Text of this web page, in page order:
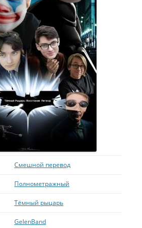
Смешной перевод
Полнометражный
Тёмный рыцарь
GelenBand